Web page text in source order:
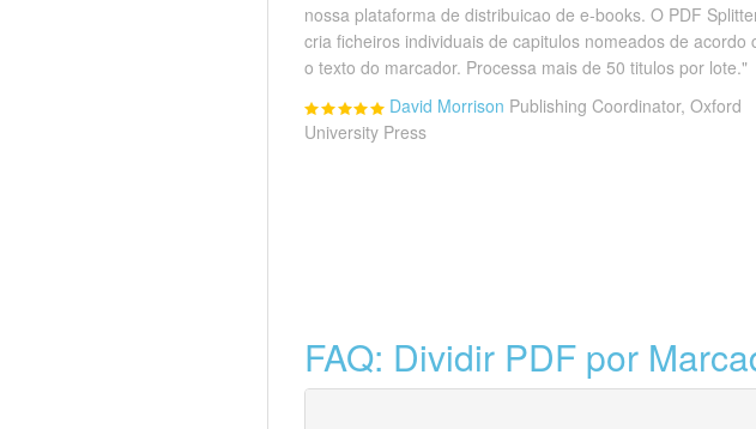
nossa plataforma de distribuicao de e-books. O PDF
cria ficheiros individuais de capitulos nomeados de acordo
o texto do marcador. Processa mais de 50 titulos por lote."
David Morrison Publishing Coordinator, Oxford
University Press
FAQ: Dividir PDF por